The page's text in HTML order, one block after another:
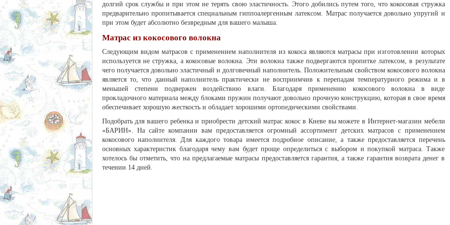
долгий срок службы и при этом не терять свою эластичность. Этого добились путем того, что кокосовая стружка
предварительно пропитывается специальным гиппоалергенным латексом. Матрас получается довольно упругий и
при этом будет абсолютно безвредным для вашего малыша.
Матрас из кокосового волокна
Следующим видом матрасов с применением наполнителя из кокоса являются матрасы при изготовлении которых
используется не стружка, а кокосовые волокна. Эти волокна также подвергаются пропитке латексом, в результате
чего получается довольно эластичный и долговечный наполнитель. Положительным свойством кокосового волокна
является то, что данный наполнитель практически не восприимчив к перепадам температурного режима и в
меньшей степени подвержен воздействию влаги. Благодаря применению кокосового волокна в виде
прокладочного материала между блоками пружин получают довольно прочную конструкцию, которая в свое время
обеспечивает хорошую жесткость и обладает хорошими ортопедическими свойствами.
Подобрать для вашего ребенка и приобрести детский матрас кокос в Киеве вы можете в Интернет-магазин мебели
«БАРИН». На сайте компании вам предоставляется огромный ассортимент детских матрасов с применением
кокосового наполнителя. Для каждого товара имеется подробное описание, а также предоставляется перечень
основных характеристик благодаря чему вам будет проще определиться с выбором и покупкой матраса. Также
хотелось бы отметить, что на предлагаемые матрасы предоставляется гарантия, а также гарантия возврата денег в
течении 14 дней.